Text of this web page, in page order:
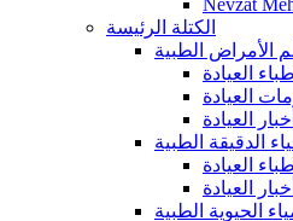
الكتلة الرئيسة
الأمراض الطبية
أطباء العيادة
العيادة
أخبار العيادة
الدقيقة الطبية
أطباء العيادة
أخبار العيادة
الحيوية الطبية